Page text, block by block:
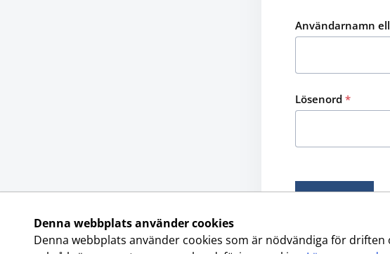
Denna webbplats använder cookies
Denna webbplats använder cookies som är nödvändiga för
Användarnamn
Lösenord